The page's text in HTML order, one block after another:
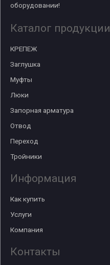
оборудовании!
Каталог продукции
КРЕПЕЖ
Заглушка
Муфты
Люки
Запорная арматура
Отвод
Переход
Тройники
Информация
Как купить
Услуги
Компания
Контакты